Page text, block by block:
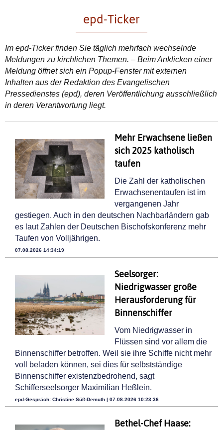
epd-Ticker
Im epd-Ticker finden Sie täglich mehrfach wechselnde
Meldungen zu kirchlichen Themen. – Beim Anklicken einer
Meldung öffnet sich ein Popup-Fenster mit externen
Inhalten aus der Redaktion des Evangelischen
Pressedienstes (epd), deren Veröffentlichung ausschließlich
in deren Verantwortung liegt.
Mehr Erwachsene ließen
sich 2025 katholisch
taufen
Die Zahl der katholischen
Erwachsenentaufen ist im
vergangenen Jahr
gestiegen. Auch in den deutschen Nachbarländern gab
es laut Zahlen der Deutschen Bischofskonferenz mehr
Taufen von Volljährigen.
07.08.2026 14:34:19
Seelsorger:
Niedrigwasser große
Herausforderung für
Binnenschiffer
Vom Niedrigwasser in
Flüssen sind vor allem die
Binnenschiffer betroffen. Weil sie ihre Schiffe nicht mehr
voll beladen können, sei dies für selbstständige
Binnenschiffer existenzbedrohend, sagt
Schifferseelsorger Maximilian Heßlein.
epd-Gespräch: Christine Süß-Demuth | 07.08.2026 10:23:36
Bethel-Chef Haase: